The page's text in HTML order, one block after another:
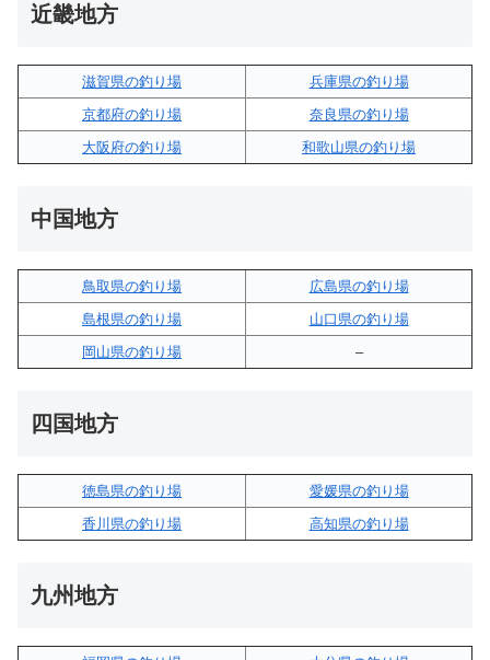
近畿地方
滋賀県の釣り場
兵庫県の釣り場
京都府の釣り場
奈良県の釣り場
大阪府の釣り場
和歌山県の釣り場
中国地方
鳥取県の釣り場
広島県の釣り場
島根県の釣り場
山口県の釣り場
岡山県の釣り場
–
四国地方
徳島県の釣り場
愛媛県の釣り場
香川県の釣り場
高知県の釣り場
九州地方